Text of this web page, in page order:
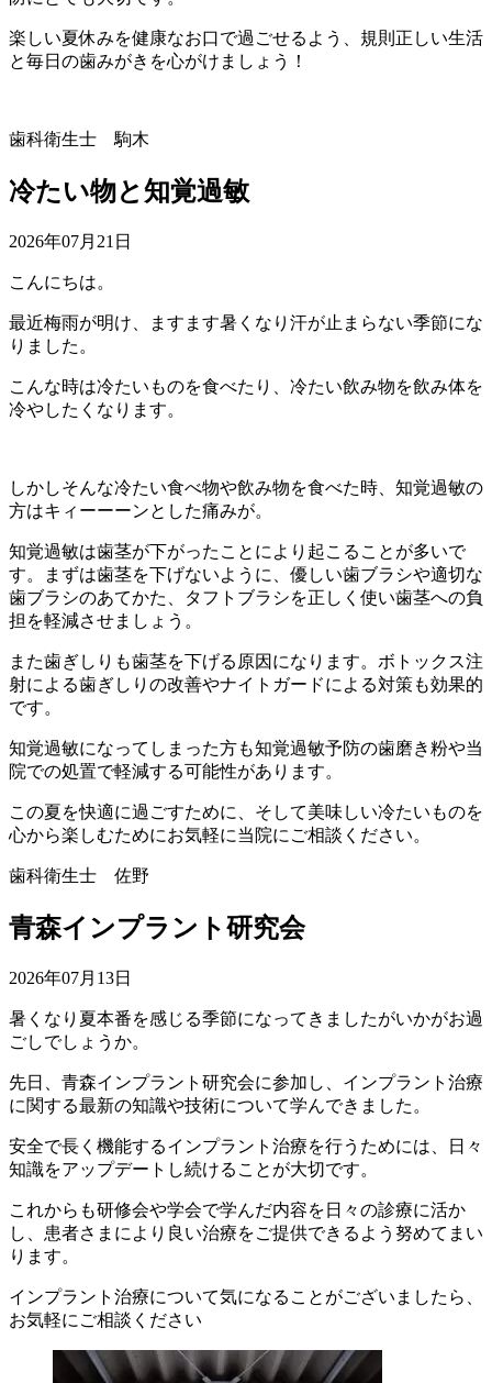
楽しい夏休みを健康なお口で過ごせるよう、規則正しい生活
と毎日の歯みがきを心がけましょう！
歯科衛生士 駒木
冷たい物と知覚過敏
2026年07月21日
こんにちは。
最近梅雨が明け、ますます暑くなり汗が止まらない季節にな
りました。
こんな時は冷たいものを食べたり、冷たい飲み物を飲み体を
冷やしたくなります。
しかしそんな冷たい食べ物や飲み物を食べた時、知覚過敏の
方はキィーーーンとした痛みが。
知覚過敏は歯茎が下がったことにより起こることが多いで
す。まずは歯茎を下げないように、優しい歯ブラシや適切な
歯ブラシのあてかた、タフトブラシを正しく使い歯茎への負
担を軽減させましょう。
また歯ぎしりも歯茎を下げる原因になります。ボトックス注
射による歯ぎしりの改善やナイトガードによる対策も効果的
です。
知覚過敏になってしまった方も知覚過敏予防の歯磨き粉や当
院での処置で軽減する可能性があります。
この夏を快適に過ごすために、そして美味しい冷たいものを
心から楽しむためにお気軽に当院にご相談ください。
歯科衛生士 佐野
青森インプラント研究会
2026年07月13日
暑くなり夏本番を感じる季節になってきましたがいかがお過
ごしでしょうか。
先日、青森インプラント研究会に参加し、インプラント治療
に関する最新の知識や技術について学んできました。
安全で長く機能するインプラント治療を行うためには、日々
知識をアップデートし続けることが大切です。
これからも研修会や学会で学んだ内容を日々の診療に活か
し、患者さまにより良い治療をご提供できるよう努めてまい
ります。
インプラント治療について気になることがございましたら、
お気軽にご相談ください